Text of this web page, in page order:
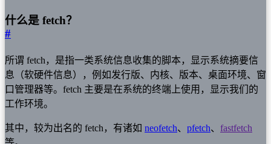
什么是 fetch？
#
所谓 fetch，是指一类系统信息收集的脚本，显示系统摘要信
息（软硬件信息），例如发行版、内核、版本、桌面环境、窗
口管理器等。fetch 主要是在系统的终端上使用，显示我们的
工作环境。
其中，较为出名的 fetch，有诸如 neofetch、 pfetch、 fastfetch